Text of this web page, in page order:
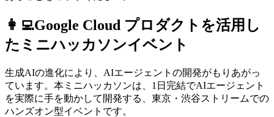
👩‍💻Google Cloud プロダクトを活用し
たミニハッカソンイベント
生成AIの進化により、AIエージェントの開発がもりあがっ
ています。本ミニハッカソンは、1日完結でAIエージェント
を実際に手を動かして開発する、東京・渋谷ストリームでの
ハンズオン型イベントです。